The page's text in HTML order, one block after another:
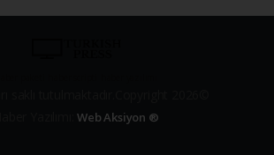
Haber Yazılımı:Web Aksiyon ®